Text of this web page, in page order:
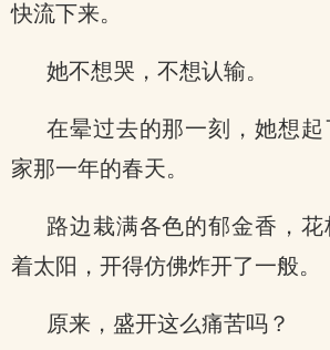
快流下来。
她不想哭，不想认输。
在晕过去的那一刻，她想
家那一年的春天。
路边栽满各色的郁金香，
着太阳，开得仿佛炸开了一般。
原来，盛开这么痛苦吗？